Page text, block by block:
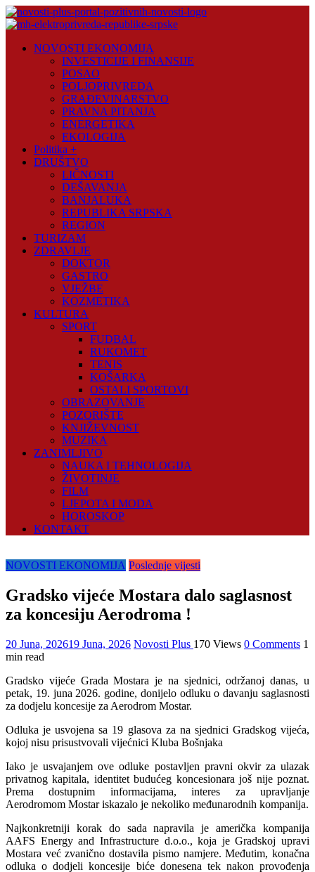
Skip
to
Plus
NOVOSTI EKONOMIJA
INVESTICIJE I FINANSIJE
POSAO
POLJOPRIVREDA
GRAĐEVINARSTVO
PRAVNA PITANJA
ENERGETIKA
EKOLOGIJA
Politika +
DRUŠTVO
LIČNOSTI
DEŠAVANJA
BANJALUKA
REPUBLIKA SRPSKA
REGION
TURIZAM
ZDRAVLJE
DOKTOR
GASTRO
VJEŽBE
KOZMETIKA
KULTURA
SPORT
FUDBAL
RUKOMET
TENIS
KOŠARKA
OSTALI SPORTOVI
OBRAZOVANJE
POZORIŠTE
KNJIŽEVNOST
MUZIKA
ZANIMLJIVO
NAUKA I TEHNOLOGIJA
ŽIVOTINJE
FILM
LJEPOTA I MODA
HOROSKOP
KONTAKT
NOVOSTI EKONOMIJA Poslednje vijesti
Gradsko vijeće Mostara dalo saglasnost
za koncesiju Aerodroma !
20 Juna, 202619 Juna, 2026 Novosti Plus 170 Views 0 Comments 1
min read
Gradsko vijeće Grada Mostara je na sjednici, održanoj danas, u
petak, 19. juna 2026. godine, donijelo odluku o davanju saglasnosti
za dodjelu koncesije za Aerodrom Mostar.
Odluka je usvojena sa 19 glasova za na sjednici Gradskog vijeća,
kojoj nisu prisustvovali vijećnici Kluba Bošnjaka
Iako je usvajanjem ove odluke postavljen pravni okvir za ulazak
privatnog kapitala, identitet budućeg koncesionara još nije poznat.
Prema dostupnim informacijama, interes za upravljanje
Aerodromom Mostar iskazalo je nekoliko međunarodnih kompanija.
Najkonkretniji korak do sada napravila je američka kompanija
AAFS Energy and Infrastructure d.o.o., koja je Gradskoj upravi
Mostara već zvanično dostavila pismo namjere. Međutim, konačna
odluka o dodjeli koncesije biće donesena tek nakon provođenja